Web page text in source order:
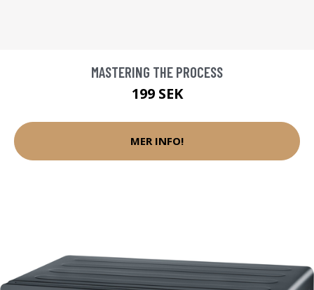
MASTERING THE PROCESS
199 SEK
MER INFO!